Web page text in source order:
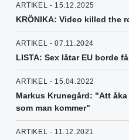
ARTIKEL - 15.12.2025
KRÖNIKA: Video killed the
ARTIKEL - 07.11.2024
LISTA: Sex låtar EU borde
ARTIKEL - 15.04.2022
Markus Krunegård: "Att
som man kommer"
ARTIKEL - 11.12.2021